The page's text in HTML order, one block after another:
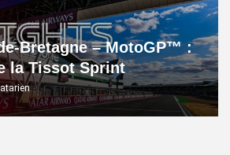
Bretagne – MotoGP™ :
la Tissot Sprint